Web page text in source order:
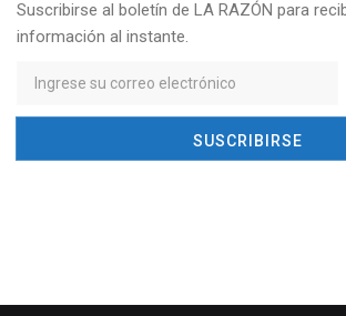
Suscribirse al boletín de LA RAZÓN para
información al instante.